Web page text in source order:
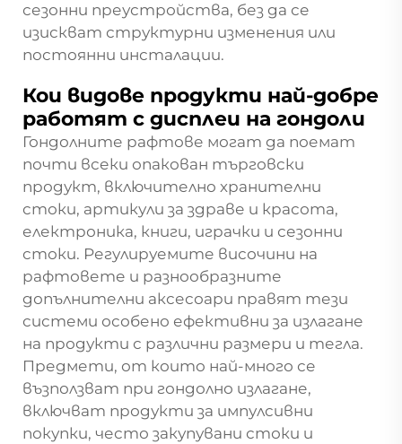
сезонни преустройства, без да се
изискват структурни изменения или
постоянни инсталации.
Кои видове продукти най-добре
работят с дисплеи на гондоли
Гондолните рафтове могат да поемат
почти всеки опакован търговски
продукт, включително хранителни
стоки, артикули за здраве и красота,
електроника, книги, играчки и сезонни
стоки. Регулируемите височини на
рафтовете и разнообразните
допълнителни аксесоари правят тези
системи особено ефективни за излагане
на продукти с различни размери и тегла.
Предмети, от които най-много се
възползват при гондолно излагане,
включват продукти за импулсивни
покупки, често закупувани стоки и